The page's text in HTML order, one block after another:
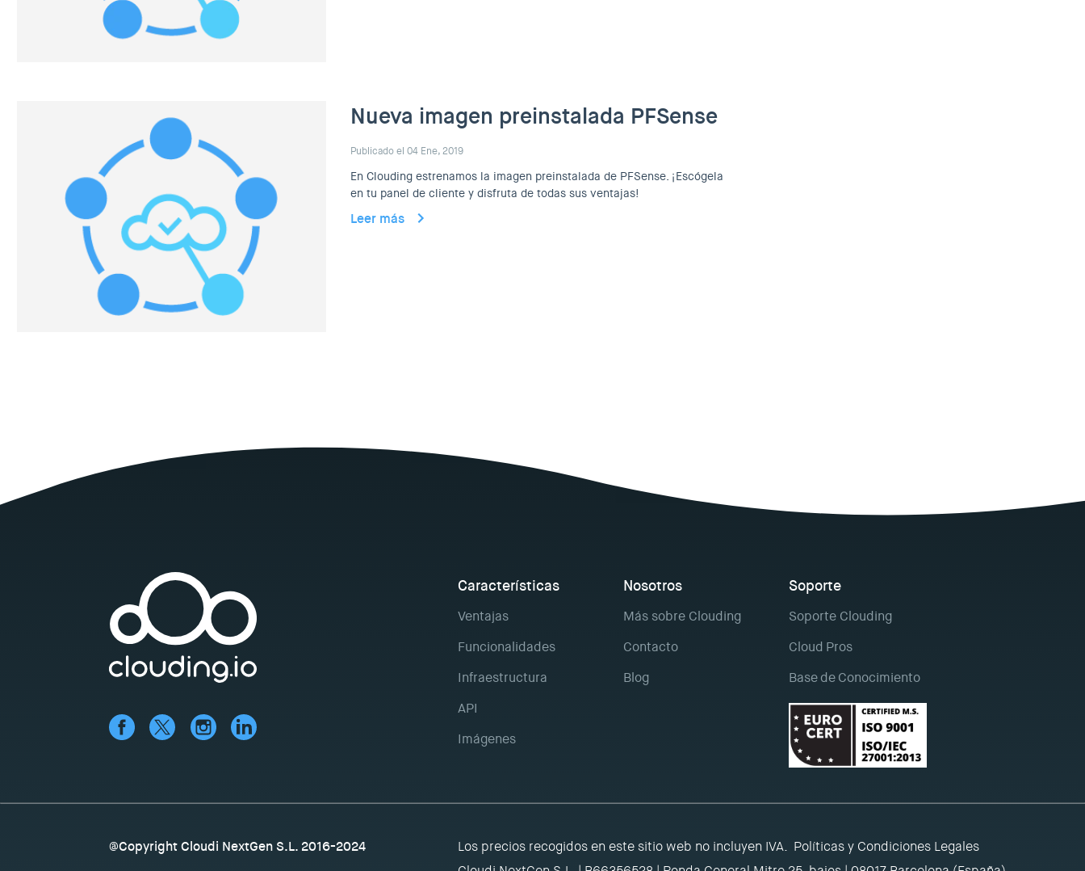
Nueva imagen preinstalada PFSense
Publicado el 04 Ene, 2019
En Clouding estrenamos la imagen preinstalada de PFSense. ¡Escógela
en tu panel de cliente y disfruta de todas sus ventajas!
Leer más
Características
Ventajas
Funcionalidades
Infraestructura
API
Imágenes
Nosotros
Más sobre Clouding
Contacto
Blog
Soporte
Soporte Clouding
Cloud Pros
Base de Conocimiento
@Copyright Cloudi NextGen S.L. 2016-2024 Los precios recogidos en este sitio web no incluyen IVA. Políticas y Condiciones Legales